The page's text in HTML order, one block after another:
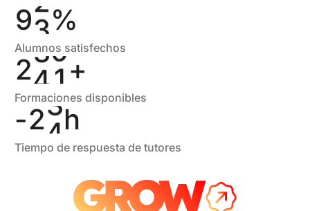
95%
Alumnos satisfechos
9
1
2
3
4
5
8
9
0
+
Formaciones disponibles
-
7
8
9
1
2
0
1
2
3
4h
Tiempo de respuesta de tutores